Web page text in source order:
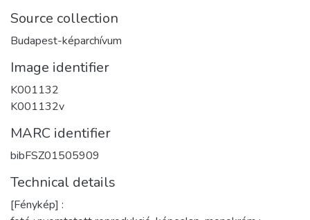
Source collection
Budapest-képarchívum
Image identifier
K001132
K001132v
MARC identifier
bibFSZ01505909
Technical details
[Fénykép] :